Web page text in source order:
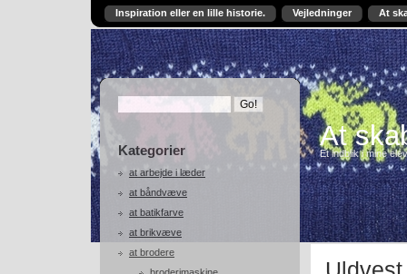
Inspiration eller en lille historie. Vejledninger At
Kategorier
at arbejde i læder
at båndvæve
at batikfarve
at brikvæve
at brodere
At
Et indblik i mine